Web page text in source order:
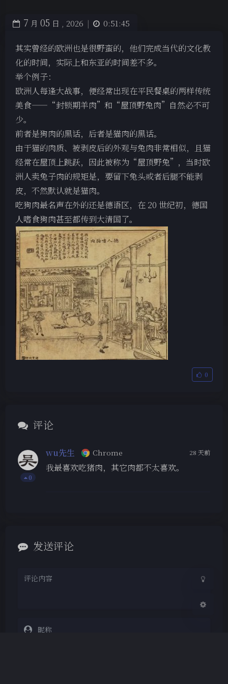
夜间模式
7 月 05 日 , 2026 | 0:51:45
其实曾经的欧洲也是很野蛮的，他们完成当代的文化教
化的时间，实际上和东亚的时间差不多。
举个例子：
欧洲人每逢大战事，便经常出现在平民餐桌的两样传统
美食——“封锁期羊肉”和“屋顶野兔肉”自然必不可
少。
前者是狗肉的黑话，后者是猫肉的黑话。
由于猫的肉质、被剥皮后的外观与兔肉非常相似，且猫
经常在屋顶上跳跃，因此被称为“屋顶野兔”，当时欧
洲人卖兔子肉的规矩是，要留下兔头或者后腿不能剥
皮，不然默认就是猫肉。
吃狗肉最名声在外的还是德语区，在 20 世纪初，德国
人嗜食狗肉甚至都传到大清国了。
0
评论
0
wu先生 Chrome 28 天前
我最喜欢吃猪肉，其它肉都不太喜欢。
发送评论